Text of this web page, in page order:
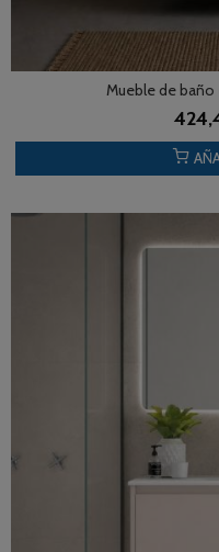
Mueble de baño